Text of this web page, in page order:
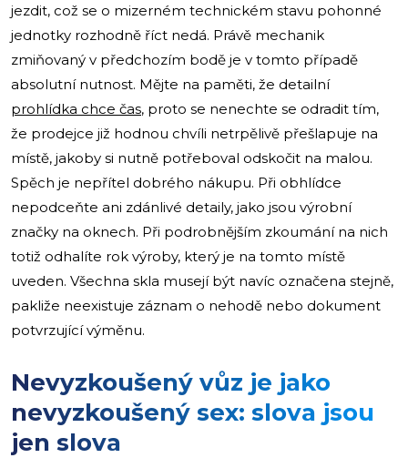
jezdit, což se o mizerném technickém stavu pohonné
jednotky rozhodně říct nedá. Právě mechanik
zmiňovaný v předchozím bodě je v tomto případě
absolutní nutnost. Mějte na paměti, že detailní
prohlídka chce čas, proto se nenechte se odradit tím,
že prodejce již hodnou chvíli netrpělivě přešlapuje na
místě, jakoby si nutně potřeboval odskočit na malou.
Spěch je nepřítel dobrého nákupu. Při obhlídce
nepodceňte ani zdánlivé detaily, jako jsou výrobní
značky na oknech. Při podrobnějším zkoumání na nich
totiž odhalíte rok výroby, který je na tomto místě
uveden. Všechna skla musejí být navíc označena stejně,
pakliže neexistuje záznam o nehodě nebo dokument
potvrzující výměnu.
Nevyzkoušený vůz je jako
nevyzkoušený sex: slova jsou
jen slova